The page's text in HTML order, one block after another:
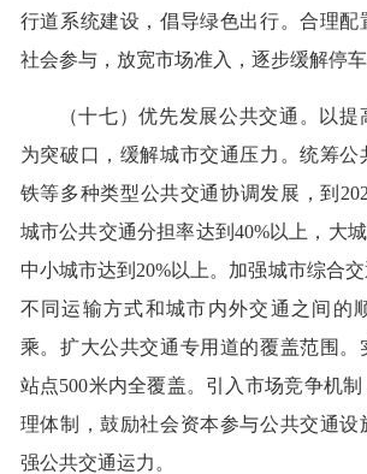
行道系统建设，倡导绿色出行。合理配
社会参与，放宽市场准入，逐步缓解停车
（十七）优先发展公共交通。以
为突破口，缓解城市交通压力。统筹公
铁等多种类型公共交通协调发展，到
城市公共交通分担率达到40%以上，大城
中小城市达到20%以上。加强城市综合
不同运输方式和城市内外交通之间的
乘。扩大公共交通专用道的覆盖范围。
站点500米内全覆盖。引入市场竞争机
理体制，鼓励社会资本参与公共交通设
强公共交通运力。